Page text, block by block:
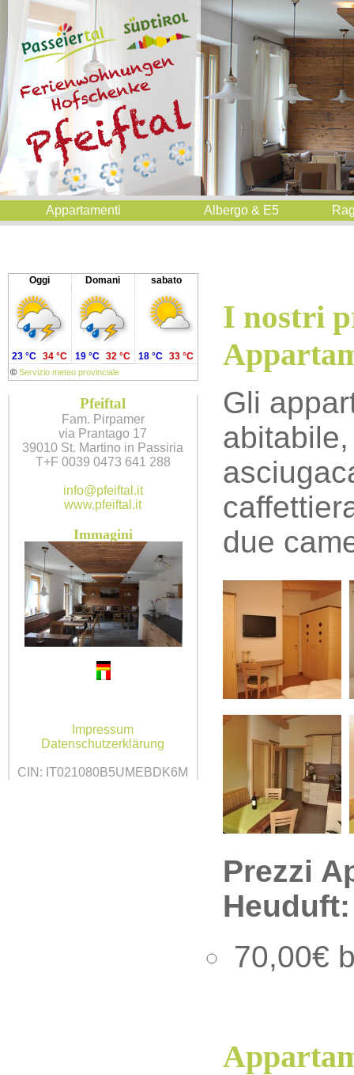
Appartamenti Albergo & E5
Oggi Domani sabato
© Servizio meteo provinciale
23 °C 34 °C 19 °C 32 °C 18 °C 33 °C
Pfeiftal
Fam. Pirpamer
via Prantago 17
39010 St. Martino in Passiria
T+F 0039 0473 641 288
info@pfeiftal.it
www.pfeiftal.it
Immagini
Impressum
Datenschutzerklärung
CIN: IT021080B5UMEBDK6M
I nostri
Gli
due
Prezzi
Heuduft:
70,00€